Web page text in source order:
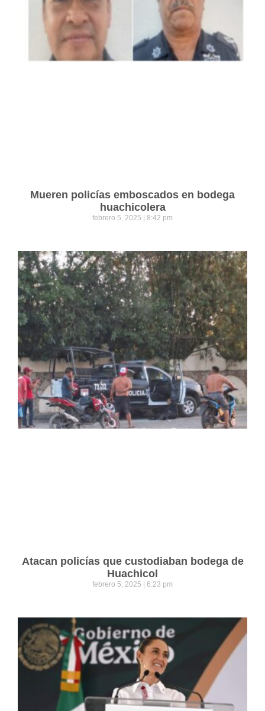
Mueren policías emboscados en bodega
huachicolera
febrero 5, 2025 8:42 pm
Atacan policías que custodiaban bodega de
Huachicol
febrero 5, 2025 6:23 pm